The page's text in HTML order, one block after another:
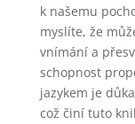
k našemu
myslíte, že
vnímání a
schopnost
jazykem je
což činí tuto